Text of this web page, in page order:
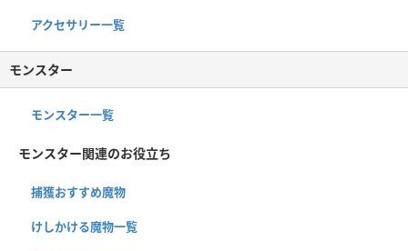
アクセサリー一覧
モンスター
モンスター一覧
モンスター関連のお役立ち
捕獲おすすめ魔物
けしかける魔物一覧